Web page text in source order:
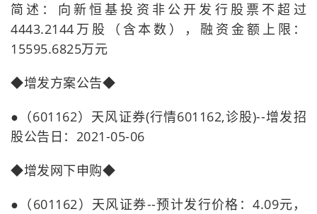
简述：向新恒基投资非公开发行股票不超过
4443.2144万股（含本数），融资金额上限：
15595.6825万元
◆增发方案公告◆
●（601162）天风证券(行情601162,诊股)--增发招
股公告日：2021-05-06
◆增发网下申购◆
●（601162）天风证券--预计发行价格：4.09元，